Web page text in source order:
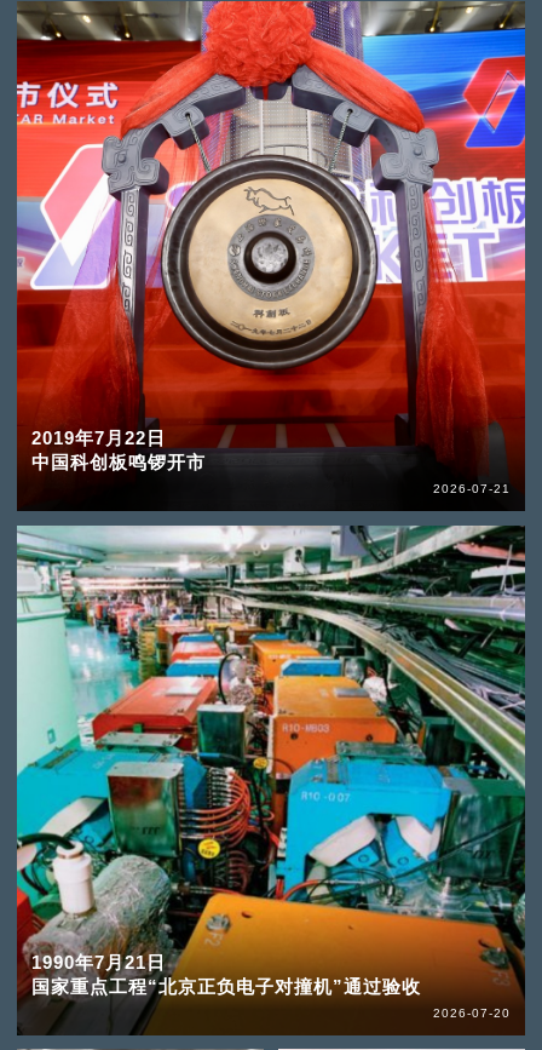
2019年7月22日
中国科创板鸣锣开市
2026-07-21
1990年7月21日
国家重点工程“北京正负电子对撞机”通过验收
2026-07-20